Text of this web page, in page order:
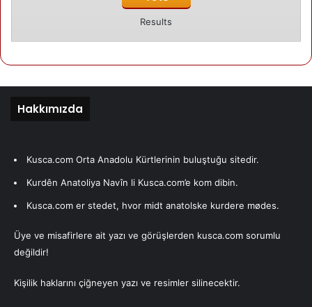
Results
Hakkımızda
Kusca.com Orta Anadolu Kürtlerinin buluştuğu sitedir.
Kurdên Anatoliya Navîn li Kusca.com’e kom dibin.
Kusca.com er stedet, hvor midt anatolske kurdere mødes.
Üye ve misafirlere ait yazı ve görüşlerden kusca.com sorumlu
değildir!
Kişilik haklarını çiğneyen yazı ve resimler silinecektir.